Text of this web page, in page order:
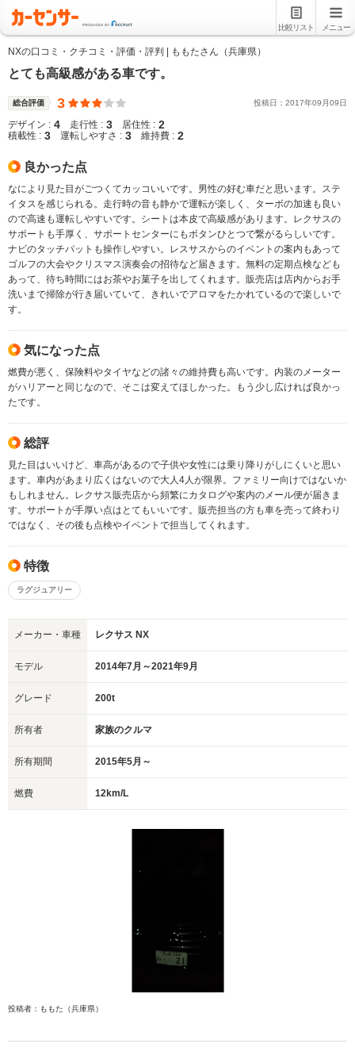
比較リスト メニュー
NXの口コミ・クチコミ・評価・評判 | ももたさん（兵庫県）
とても高級感がある車です。
総合評価 3 投稿日： 2017年09 月09日
デザイン : 4 走行性 : 3 居住性 : 2
積載性 : 3 運転しやすさ : 3 維持費 : 2
良かった点
なにより見た目がごつくてカッコいいです。男性の好む車だと思います。ステ
イタスを感じられる。走行時の音も静かで運転が楽しく、ターボの加速も良い
ので高速も運転しやすいです。シートは本皮で高級感があります。レクサスの
サポートも手厚く、サポートセンターにもボタンひとつで繋がるらしいです。
ナビのタッチパットも操作しやすい。レスサスからのイベントの案内もあって
ゴルフの大会やクリスマス演奏会の招待など届きます。無料の定期点検なども
あって、待ち時間にはお茶やお菓子を出してくれます。販売店は店内からお手
洗いまで掃除が行き届いていて、きれいでアロマをたかれているので楽しいで
す。
気になった点
燃費が悪く、保険料やタイヤなどの諸々の維持費も高いです。内装のメーター
がハリアーと同じなので、そこは変えてほしかった。もう少し広ければ良かっ
たです。
総評
見た目はいいけど、車高があるので子供や女性には乗り降りがしにくいと思い
ます。車内があまり広くはないので大人4人が限界。ファミリー向けではないか
もしれません。レクサス販売店から頻繁にカタログや案内のメール便が届きま
す。サポートが手厚い点はとてもいいです。販売担当の方も車を売って終わり
ではなく、その後も点検やイベントで担当してくれます。
特徴
ラグジュアリー
メーカー・車種 レクサス NX
モデル 2014年7月～2021年9月
グレード 200t
所有者 家族のクルマ
所有期間 2015年5月～
燃費 12km/L
投稿者：ももた（兵庫県）